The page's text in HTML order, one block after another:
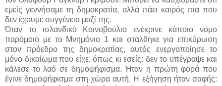
εμείς γεννήσαμε τη δημοκρατία, αλλά πάει καιρός πια που
δεν έχουμε συγγένεια μαζί της.
Όταν το ισλανδικό Κοινοβούλιο ενέκρινε κάποιο νόμο
παρόμοιο με το Μνημόνιο 1 και στάλθηκε για επικύρωση
στον πρόεδρο της δημοκρατίας, αυτός ενεργοποίησε το
μόνο δικαίωμα που είχε, όπως κι εσείς: δεν το υπέγραψε και
κάλεσε το λαό σε δημοψήφισμα. Ήταν η πρώτη φορά που
έγινε δημοψήφισμα στη χώρα αυτή. Η εξήγηση ήταν σαφής: